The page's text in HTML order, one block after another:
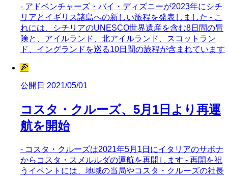
- アドベンチャーズ・バイ・ディズニーが2023年にシチ
リアとイギリス諸島への新しい旅程を発表しました - こ
れには、シチリアのUNESCO世界遺産を含む8日間の冒
険と、アイルランド、北アイルランド、スコットラン
ド、イングランドを巡る10日間の旅程が含まれています
🍕
公開日 2021/05/01
コスタ・クルーズ、5月1日より再運
航を開始
- コスタ・クルーズは2021年5月1日にイタリアのサボナ
からコスタ・スメルルダの運航を再開します - 再開を祝
うイベントには、地域の当局やコスタ・クルーズの社長